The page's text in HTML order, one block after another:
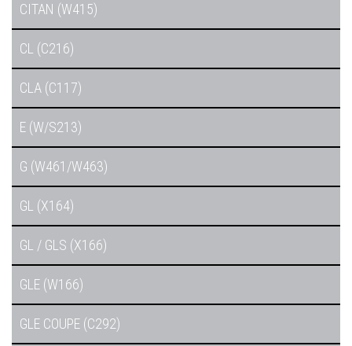
CITAN (W415)
CL (C216)
CLA (C117)
E (W/S213)
G (W461/W463)
GL (X164)
GL / GLS (X166)
GLE (W166)
GLE COUPE (C292)